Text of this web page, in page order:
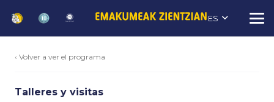
ES
‹ Volver a ver el programa
Talleres y visitas